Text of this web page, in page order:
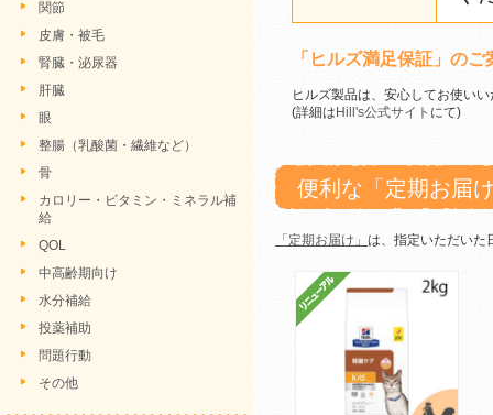
「ヒルズ満足保証」のご
ヒルズ製品は、安心してお使い
(詳細は Hill's公式サイト にて)
便利な「定期お届
「定期お届け」 は、指定いただいた
関節
皮膚・被毛
腎臓・泌尿器
肝臓
眼
整腸（乳酸菌・繊維など）
骨
カロリー・ビタミン・ミネラル補
給
QOL
中高齢期向け
水分補給
投薬補助
問題行動
その他